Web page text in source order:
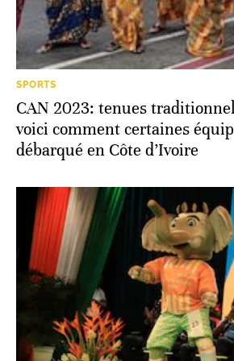
SPORTS
CAN 2023: tenues
voici comment certaines
débarqué en Côte d’Ivoire